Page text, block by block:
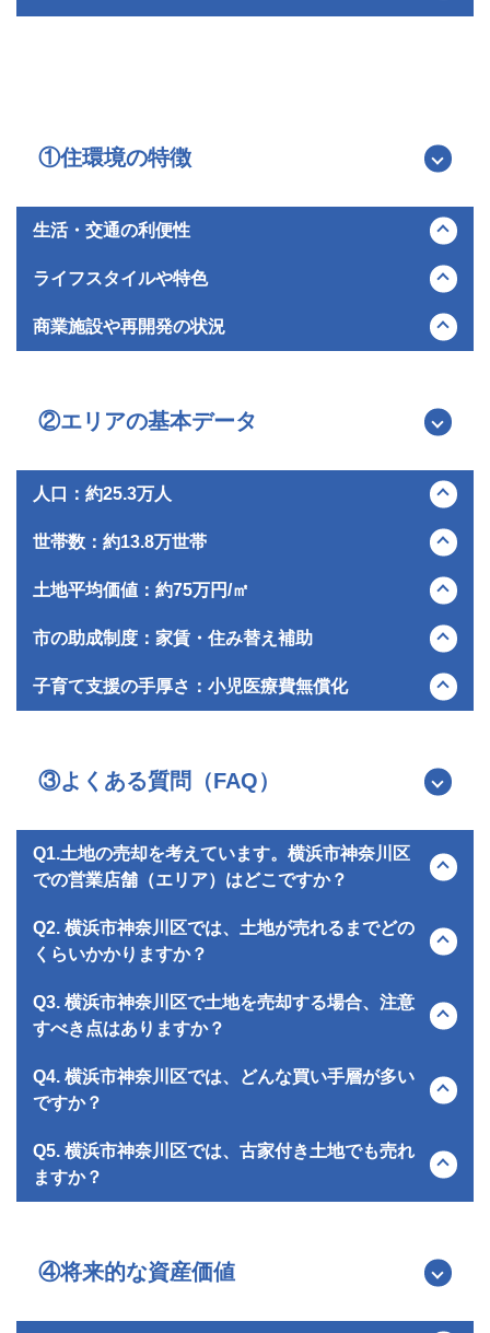
売却期間 1年6か月 2025年10月
お客さまのコメント
の大きさもあり、1年半という長い月日がかかりました
や不安を優しく受け止め、根気よく寄り添い続けてくだ
さいました。
る誠実さは、最初から最後まで一切変わりませんでし
無事良い買主さんとご縁を繋いでいただき、感謝の念に
堪えません。
①住環境の特徴
生活・交通の利便性
神奈川区は、横浜駅をはじめとする多数の駅や路線が利用可能
で、交通利便性の高さが魅力です。JR京浜東北線、横浜線、
東急東横線、京急本線、市営地下鉄などが走り、都内や横浜中
心部、新横浜方面へスムーズにアクセスできます。
ライフスタイルや特色
神奈川区は、海側の先進的な都市空間と内陸部の閑静で自然豊
かな住宅街、そして昔ながらの下町情景が共存する多様性を持
め、日常の買い物を楽しみながら地域の人々との交流が生まれ
るのも魅力と言えるでしょう。
クニックやスポーツを楽しむ環境も整っています。
商業施設や再開発の状況
ター」や高層タワーマンションが立ち並ぶなど、都会的で洗練
されたエリアへと進化しています。
ラッグストア、古くから続く商店街が充実しており、日々の買
い物に困ることはありません。
相鉄・東急直通線の開業による羽沢横浜国大駅周辺の新たなま
ちづくりも進行中で、区全体の生活利便性と拠点性がさらに高
まっています。
②エリアの基本データ
人口：約25.3万人
人口・世帯数ともに安定して推移しており、横浜市内でも有数
の規模を誇ります。都心や横浜中心部へのアクセスの良さか
ら、単身者から子育てファミリーまで幅広い世代の転入が見ら
れ、特に交通利便性を重視する層に人気のエリアです。
世帯数：約13.8万世帯
単身世帯の増加や核家族化の影響もあり、世帯数は増加傾向に
あります。多様なライフスタイルを受け入れる賃貸・分譲物件
が豊富に供給されています。
土地平均価値：約75万円/㎡
神奈川区全体の平均地価は上昇傾向にあります。特に横浜駅周
辺や東急東横線沿線の駅近エリアが地価を牽引しており、資産
価値は高い水準で安定しています。
市の助成制度：家賃・住み替え補助
横浜市では「子育てりぶいん」による家賃補助（最大月4万
円）や、「子育て世代の住替え補助」として省エネ住宅への住
子育て支援の手厚さ：小児医療費無償化
す。
また神奈川区の地域子育て支援拠点「かなーちえ」では、0歳
象にした子育て支援サービスを提供しています。
③よくある質問（FAQ）
Q1.土地の売却を考えています。横浜市神奈川区
での営業店舗（エリア）はどこですか？
新横浜店
JR東海道新幹線・JR横浜線・相鉄東急新横浜線・横浜市営地
下鉄（ブルーライン）「新横浜」駅3番出口前から徒歩1分
地域の情報に精通したスタッフがお客様を全力でサポートいた
します。
Q2. 横浜市神奈川区では、土地が売れるまでどの
くらいかかりますか？
一般的に、売り出しから成約まで3〜6か月程度かかることが
多いです。主要駅へアクセスしやすい平坦地や解体更地渡しの
土地は引き合いが多く早期成約に至る傾向があります。一方
は建築コストの検討により長期化することがあります。
浜市神奈川区の土地売却では、成約期間の中央値は【19日】
となっております。
安）であり、実際の売却期間は個別の立地条件や建物の状態、
売り出し時期等によって変動いたします。
Q3. 横浜市神奈川区で土地を売却する場合、注意
すべき点はありますか？
神奈川区の内陸部は起伏の激しい地形が多く、土砂災害警戒区
域に指定されている場所や、大規模な擁壁（ようへき）がある
土地は注意が必要です。擁壁のやり直しが必要な場合、数百万
単位の費用がかかるため、それが売却価格に直接影響します。
また、境界が不明確な場合は、事前に隣地との境界確定測量を
行っておくことで、トラブルを防ぎスムーズに売却できます。
Q4. 横浜市神奈川区では、どんな買い手層が多い
ですか？
自分のライフスタイルに合わせたこだわりの注文住宅を建てた
いと考える、30代を中心とした子育てファミリー層が多く見
られます。また、駅近などの好立地のまとまった土地であれ
ースも少なくありません。
Q5. 横浜市神奈川区では、古家付き土地でも売れ
ますか？
として売却し、買主様に解体してもらう方法があります。解体
してしまうと固定資産税が高くなるリスクもあるため、まずは
④将来的な資産価値